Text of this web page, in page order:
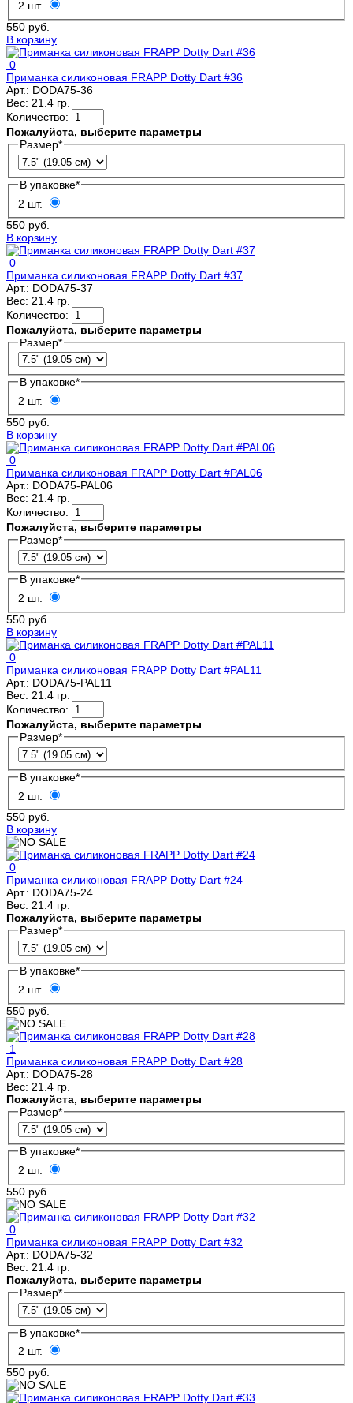
2 шт.
550 руб.
В корзину
0
Приманка силиконовая FRAPP Dotty Dart #36
Арт.: DODA75-36
Вес: 21.4 гр.
Количество:
Пожалуйста, выберите параметры
Размер*
В упаковке*
2 шт.
550 руб.
В корзину
0
Приманка силиконовая FRAPP Dotty Dart #37
Арт.: DODA75-37
Вес: 21.4 гр.
Количество:
Пожалуйста, выберите параметры
Размер*
В упаковке*
2 шт.
550 руб.
В корзину
0
Приманка силиконовая FRAPP Dotty Dart #PAL06
Арт.: DODA75-PAL06
Вес: 21.4 гр.
Количество:
Пожалуйста, выберите параметры
Размер*
В упаковке*
2 шт.
550 руб.
В корзину
0
Приманка силиконовая FRAPP Dotty Dart #PAL11
Арт.: DODA75-PAL11
Вес: 21.4 гр.
Количество:
Пожалуйста, выберите параметры
Размер*
В упаковке*
2 шт.
550 руб.
В корзину
0
Приманка силиконовая FRAPP Dotty Dart #24
Арт.: DODA75-24
Вес: 21.4 гр.
Пожалуйста, выберите параметры
Размер*
В упаковке*
2 шт.
550 руб.
1
Приманка силиконовая FRAPP Dotty Dart #28
Арт.: DODA75-28
Вес: 21.4 гр.
Пожалуйста, выберите параметры
Размер*
В упаковке*
2 шт.
550 руб.
0
Приманка силиконовая FRAPP Dotty Dart #32
Арт.: DODA75-32
Вес: 21.4 гр.
Пожалуйста, выберите параметры
Размер*
В упаковке*
2 шт.
550 руб.